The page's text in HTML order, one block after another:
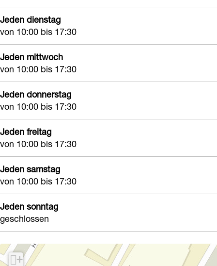
l
e
g
o
m
i
l
l
g
o
m
l
e
g
Jeden dienstag
von 10:00 bis 17:30
Jeden mittwoch
von 10:00 bis 17:30
Jeden donnerstag
von 10:00 bis 17:30
Jeden freitag
von 10:00 bis 17:30
Jeden samstag
von 10:00 bis 17:30
Jeden sonntag
geschlossen
+